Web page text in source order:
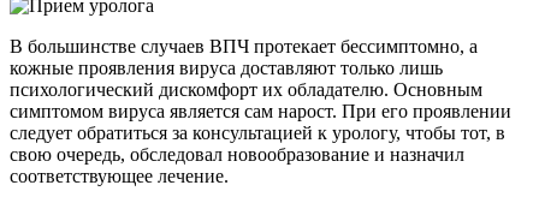
В большинстве случаев ВПЧ протекает бессимптомно, а
кожные проявления вируса доставляют только лишь
психологический дискомфорт их обладателю. Основным
симптомом вируса является сам нарост. При его проявлении
следует обратиться за консультацией к урологу, чтобы тот, в
свою очередь, обследовал новообразование и назначил
соответствующее лечение.